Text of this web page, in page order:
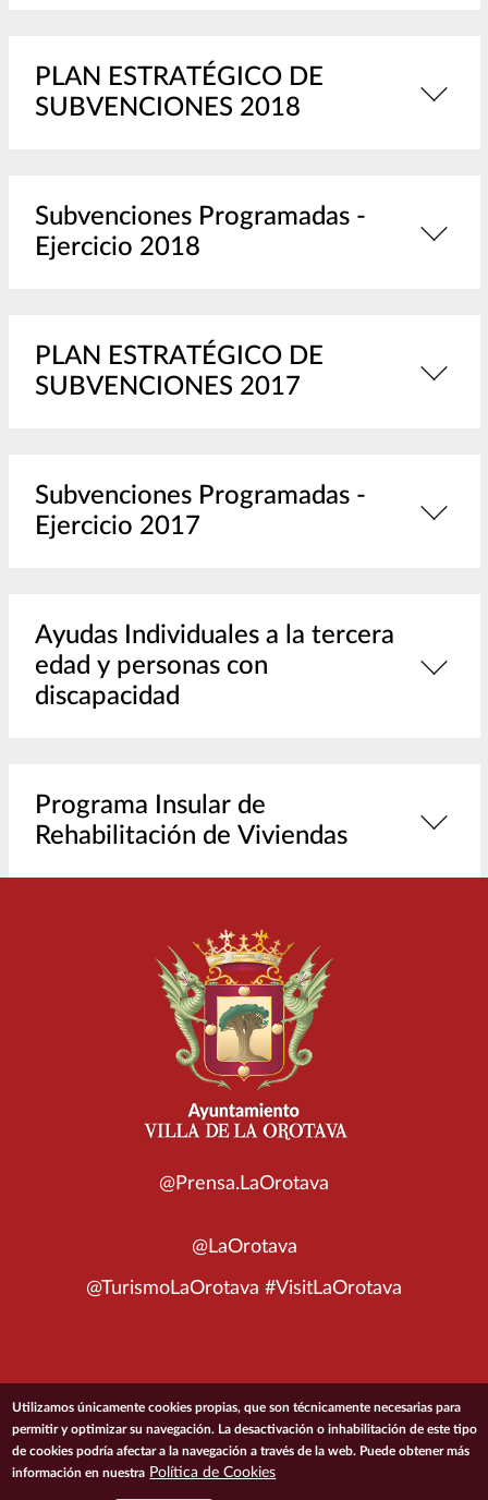
PLAN ESTRATÉGICO DE
SUBVENCIONES 2018
Subvenciones Programadas -
Ejercicio 2018
PLAN ESTRATÉGICO DE
SUBVENCIONES 2017
Subvenciones Programadas -
Ejercicio 2017
Ayudas Individuales a la tercera
edad y personas con
discapacidad
Programa Insular de
Rehabilitación de Viviendas
@Prensa.LaOrotava
@LaOrotava
@TurismoLaOrotava #VisitLaOrotava
© 2026 Ayuntamiento de la Villa de La Orotava
ACCESIBILIDADCONDICIONES DE USOPOLÍTICA DE PRIVACIDAD
Utilizamos únicamente cookies propias, que son técnicamente necesarias para
permitir y optimizar su navegación. La desactivación o inhabilitación de este tipo
de cookies podría afectar a la navegación a través de la web. Puede obtener más
información en nuestra Política de Cookies